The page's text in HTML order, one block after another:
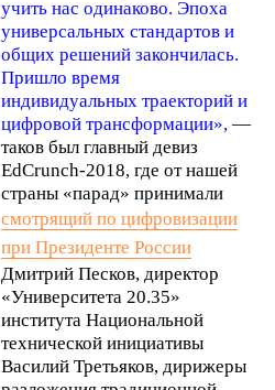
учить нас одинаково. Эпоха
универсальных стандартов и
общих решений закончилась.
Пришло время
индивидуальных траекторий и
цифровой трансформации»,—
таков был главный девиз
EdCrunch-2018, где от нашей
страны «парад» принимали
смотрящий по цифровизации
при Президенте России
Дмитрий Песков, директор
«Университета 20.35»
института Национальной
технической инициативы
Василий Третьяков, дирижеры